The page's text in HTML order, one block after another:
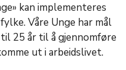
kan implementeres
Våre Unge har mål
25 år til å gjennomføre
ut i arbeidslivet.